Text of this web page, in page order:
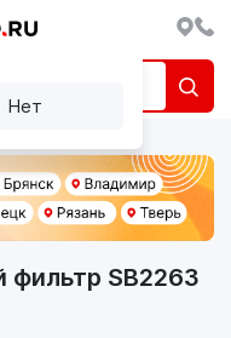
фильтр SB2263
Нет